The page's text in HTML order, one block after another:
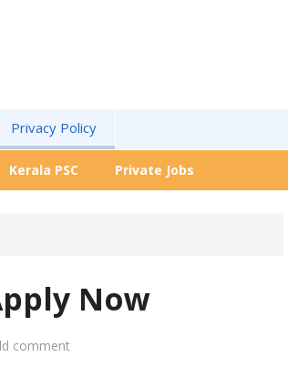
Privacy Policy
Kerala PSC Private Jobs
Now
comment